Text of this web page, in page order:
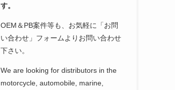
す。
OEM＆PB案件等も、お気軽に「お問
い合わせ」フォームよりお問い合わせ
下さい。
We are looking for distributors in the
motorcycle, automobile, marine,